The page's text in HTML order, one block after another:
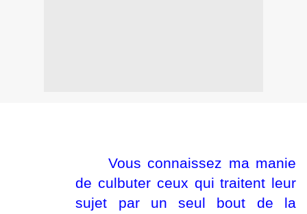
Vous connaissez ma manie
de culbuter ceux qui traitent leur
sujet par un seul bout de la